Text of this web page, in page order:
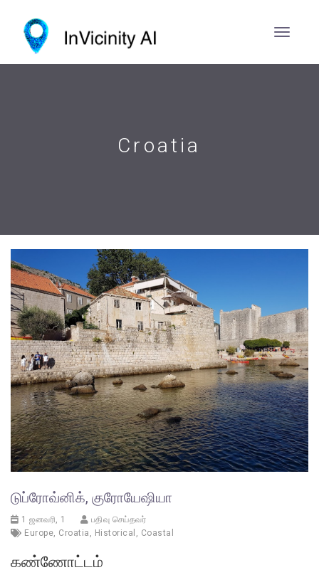
Croatia
டுப்ரோவ்னிக், குரோயேஷியா
1 ஜனவரி, 1
பதிவு செய்தவர்
Europe, Croatia , Historical , Coastal
கண்ணோட்டம்